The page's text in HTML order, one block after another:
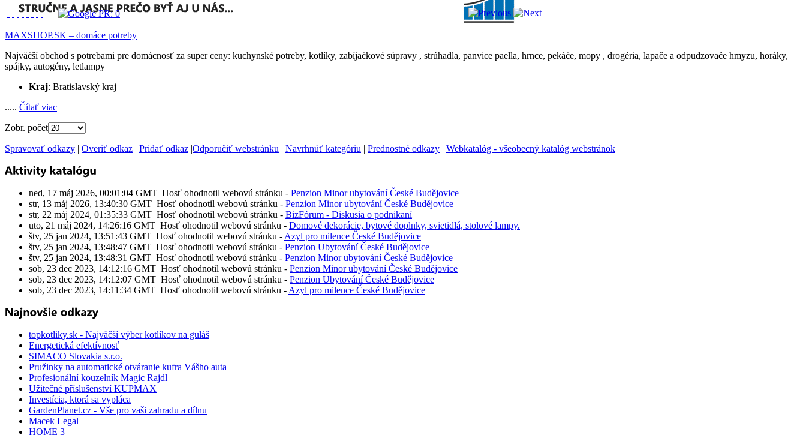
MAXSHOP.SK – domáce potreby
Najväčší obchod s potrebami pre domácnosť za super ceny: kuchynské potreby, kotlíky, zabíjačkové súpravy , strúhadla, panvice paella, hrnce, pekáče, mopy , drogéria, lapače a odpudzovače hmyzu, horáky,
spájky, autogény, letlampy
Kraj: Bratislavský kraj
..... Čítať viac
Zobr. počet
Spravovať odkazy | Overiť odkaz | Pridať odkaz |Odporučiť webstránku | Navrhnúť kategóriu | Prednostné odkazy | Webkatalóg - všeobecný katalóg webstránok
ned, 17 máj 2026, 00:01:04 GMT Hosť ohodnotil webovú stránku - Penzion Minor ubytování České Budějovice
str, 13 máj 2026, 13:40:30 GMT Hosť ohodnotil webovú stránku - Penzion Minor ubytování České Budějovice
str, 22 máj 2024, 01:35:33 GMT Hosť ohodnotil webovú stránku - BizFórum - Diskusia o podnikaní
uto, 21 máj 2024, 14:26:16 GMT Hosť ohodnotil webovú stránku - Domové dekorácie, bytové doplnky, svietidlá, stolové lampy.
štv, 25 jan 2024, 13:51:43 GMT Hosť ohodnotil webovú stránku - Azyl pro milence České Budějovice
štv, 25 jan 2024, 13:48:47 GMT Hosť ohodnotil webovú stránku - Penzion Ubytování České Budějovice
štv, 25 jan 2024, 13:48:31 GMT Hosť ohodnotil webovú stránku - Penzion Minor ubytování České Budějovice
sob, 23 dec 2023, 14:12:16 GMT Hosť ohodnotil webovú stránku - Penzion Minor ubytování České Budějovice
sob, 23 dec 2023, 14:12:07 GMT Hosť ohodnotil webovú stránku - Penzion Ubytování České Budějovice
sob, 23 dec 2023, 14:11:34 GMT Hosť ohodnotil webovú stránku - Azyl pro milence České Budějovice
topkotliky.sk - Najväčší výber kotlíkov na guláš
Energetická efektívnosť
SIMACO Slovakia s.r.o.
Pružinky na automatické otváranie kufra Vášho auta
Profesionální kouzelník Magic Rajdl
Užitečné příslušenství KUPMAX
Investícia, ktorá sa vypláca
GardenPlanet.cz - Vše pro vaši zahradu a dílnu
Macek Legal
HOME 3